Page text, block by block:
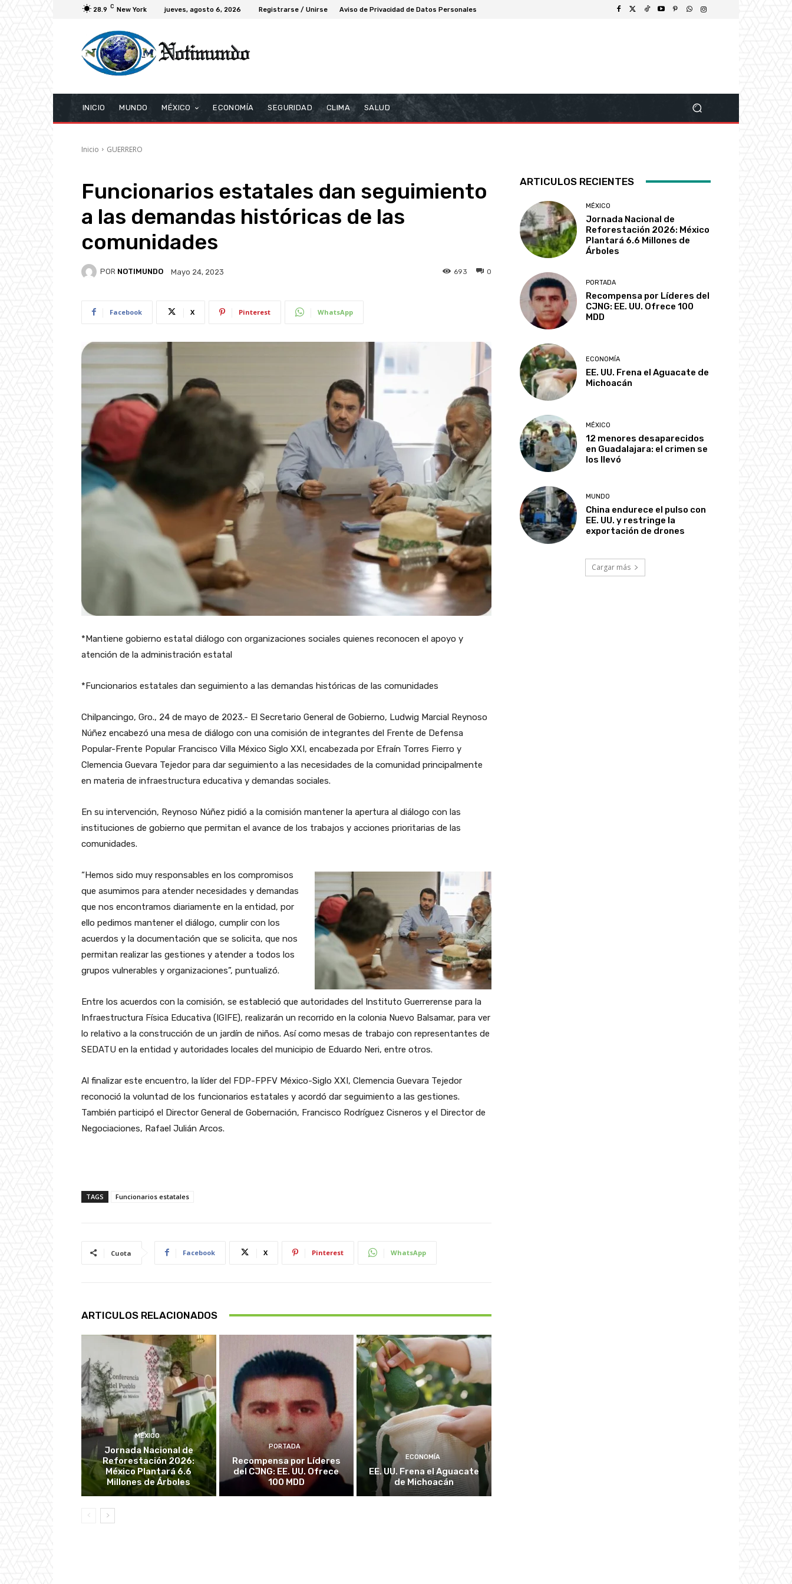
28.9 C New York jueves, agosto 6, 2026 Registrarse / Unirse Aviso de Privacidad de Datos Personales
INICIO MUNDO MÉXICO ECONOMÍA SEGURIDAD CLIMA SALUD
Inicio GUERRERO
Funcionarios estatales dan seguimiento
a las demandas históricas de las
comunidades
POR NOTIMUNDO Mayo 24, 2023 0
693
Facebook X Pinterest WhatsApp
*Mantiene gobierno estatal diálogo con organizaciones sociales quienes reconocen el apoyo y
atención de la administración estatal
*Funcionarios estatales dan seguimiento a las demandas históricas de las comunidades
Chilpancingo, Gro., 24 de mayo de 2023.- El Secretario General de Gobierno, Ludwig Marcial Reynoso
Núñez encabezó una mesa de diálogo con una comisión de integrantes del Frente de Defensa
Popular-Frente Popular Francisco Villa México Siglo XXI, encabezada por Efraín Torres Fierro y
Clemencia Guevara Tejedor para dar seguimiento a las necesidades de la comunidad principalmente
en materia de infraestructura educativa y demandas sociales.
En su intervención, Reynoso Núñez pidió a la comisión mantener la apertura al diálogo con las
instituciones de gobierno que permitan el avance de los trabajos y acciones prioritarias de las
comunidades.
“Hemos sido muy responsables en los compromisos
que asumimos para atender necesidades y demandas
que nos encontramos diariamente en la entidad, por
ello pedimos mantener el diálogo, cumplir con los
acuerdos y la documentación que se solicita, que nos
permitan realizar las gestiones y atender a todos los
grupos vulnerables y organizaciones”, puntualizó.
Entre los acuerdos con la comisión, se estableció que autoridades del Instituto Guerrerense para la
Infraestructura Física Educativa (IGIFE), realizarán un recorrido en la colonia Nuevo Balsamar, para ver
lo relativo a la construcción de un jardín de niños. Así como mesas de trabajo con representantes de
SEDATU en la entidad y autoridades locales del municipio de Eduardo Neri, entre otros.
Al finalizar este encuentro, la líder del FDP-FPFV México-Siglo XXI, Clemencia Guevara Tejedor
reconoció la voluntad de los funcionarios estatales y acordó dar seguimiento a las gestiones.
También participó el Director General de Gobernación, Francisco Rodríguez Cisneros y el Director de
Negociaciones, Rafael Julián Arcos.
TAGS Funcionarios estatales
Cuota Facebook X Pinterest WhatsApp
ARTICULOS RELACIONADOS
MÉXICO
Jornada Nacional de
Reforestación 2026:
México Plantará 6.6
Millones de Árboles
PORTADA
Recompensa por Líderes
del CJNG: EE. UU. Ofrece
100 MDD
ECONOMÍA
EE. UU. Frena el Aguacate
de Michoacán
ARTICULOS RECIENTES
MÉXICO
Jornada Nacional de
Reforestación 2026: México
Plantará 6.6 Millones de
Árboles
PORTADA
Recompensa por Líderes del
CJNG: EE. UU. Ofrece 100
MDD
ECONOMÍA
EE. UU. Frena el Aguacate de
Michoacán
MÉXICO
12 menores desaparecidos
en Guadalajara: el crimen se
los llevó
MUNDO
China endurece el pulso con
EE. UU. y restringe la
exportación de drones
Cargar más